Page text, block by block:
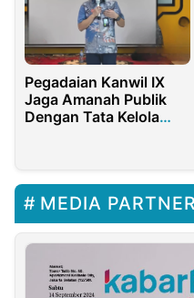
Pegadaian Kanwil IX
Jaga Amanah Publik
Dengan Tata Kelola
MEDIA PARTNER